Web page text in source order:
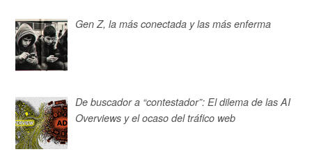
Gen Z, la más conectada y las más enferma
De buscador a “contestador”: El dilema de las AI
Overviews y el ocaso del tráfico web